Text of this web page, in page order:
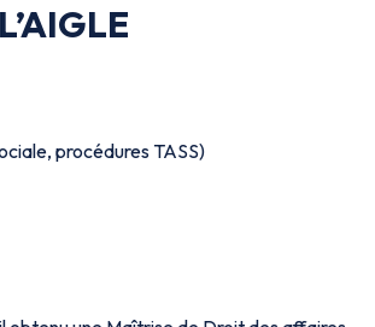
procédures TASS)